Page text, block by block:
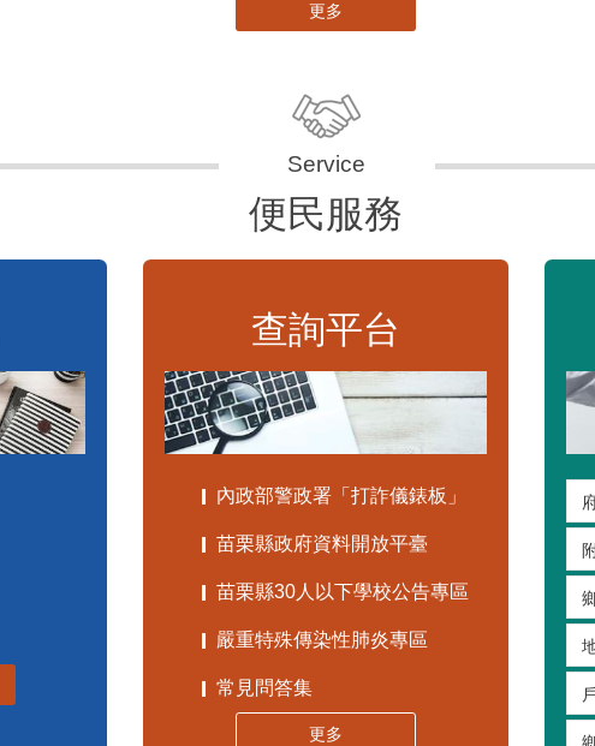
更多
便民服務
查詢平台
內政部警政署「打詐儀錶板」
苗栗縣政府資料開放平臺
苗栗縣30人以下學校公告專區
嚴重特殊傳染性肺炎專區
常見問答集
更多